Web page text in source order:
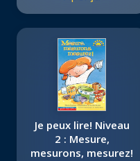
Je peux lire! Niveau
2 : Mesure,
mesurons, mesurez!